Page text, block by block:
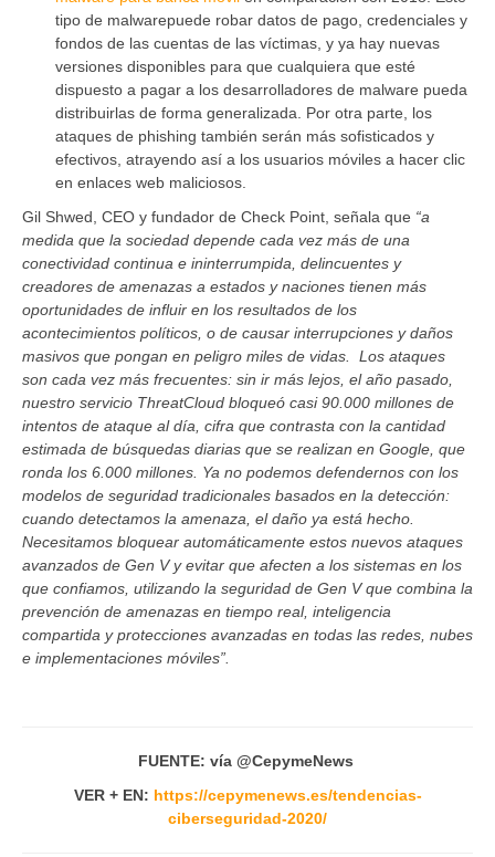
tipo de malwarepuede robar datos de pago, credenciales y
fondos de las cuentas de las víctimas, y ya hay nuevas
versiones disponibles para que cualquiera que esté
dispuesto a pagar a los desarrolladores de malware pueda
distribuirlas de forma generalizada. Por otra parte, los
ataques de phishing también serán más sofisticados y
efectivos, atrayendo así a los usuarios móviles a hacer clic
en enlaces web maliciosos.
Gil Shwed, CEO y fundador de Check Point, señala que “a
medida que la sociedad depende cada vez más de una
conectividad continua e ininterrumpida, delincuentes y
creadores de amenazas a estados y naciones tienen más
oportunidades de influir en los resultados de los
acontecimientos políticos, o de causar interrupciones y daños
masivos que pongan en peligro miles de vidas. Los ataques
son cada vez más frecuentes: sin ir más lejos, el año pasado,
nuestro servicio ThreatCloud bloqueó casi 90.000 millones de
intentos de ataque al día, cifra que contrasta con la cantidad
estimada de búsquedas diarias que se realizan en Google, que
ronda los 6.000 millones. Ya no podemos defendernos con los
modelos de seguridad tradicionales basados en la detección:
cuando detectamos la amenaza, el daño ya está hecho.
Necesitamos bloquear automáticamente estos nuevos ataques
avanzados de Gen V y evitar que afecten a los sistemas en los
que confiamos, utilizando la seguridad de Gen V que combina la
prevención de amenazas en tiempo real, inteligencia
compartida y protecciones avanzadas en todas las redes, nubes
e implementaciones móviles”.
FUENTE: vía @CepymeNews
VER + EN: https://cepymenews.es/tendencias-
ciberseguridad-2020/